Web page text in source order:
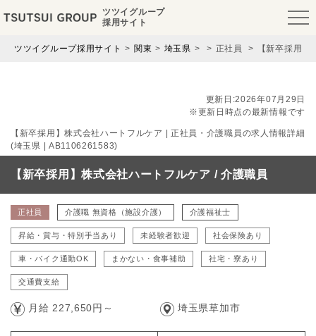
ツツイグループ
採用サイト
ツツイグループ採用サイト 関東 埼玉県 正社員 【新卒採用
更新日:2026年07月29日
※更新日時点の最新情報です
【新卒採用】株式会社ハートフルケア | 正社員・介護職員の求人情報詳細
(埼玉県 | AB1106261583)
【新卒採用】株式会社ハートフルケア / 介護職員
正社員 介護職 無資格（施設介護） 介護福祉士
昇給・賞与・特別手当あり 未経験者歓迎 社会保険あり
車・バイク通勤OK まかない・食事補助 社宅・寮あり
交通費支給
月給 227,650円～ 埼玉県草加市